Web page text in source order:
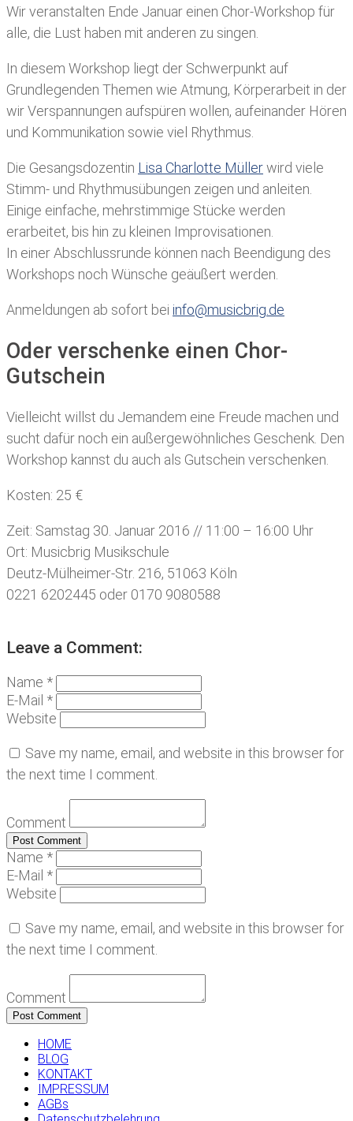
Wir veranstalten Ende Januar einen Chor-Workshop für
alle, die Lust haben mit anderen zu singen.
In diesem Workshop liegt der Schwerpunkt auf
Grundlegenden Themen wie Atmung, Körperarbeit in der
wir Verspannungen aufspüren wollen, aufeinander Hören
und Kommunikation sowie viel Rhythmus.
Die Gesangsdozentin Lisa Charlotte Müllerwird viele
Stimm- und Rhythmusübungen zeigen und anleiten.
Einige einfache, mehrstimmige Stücke werden
erarbeitet, bis hin zu kleinen Improvisationen.
In einer Abschlussrunde können nach Beendigung des
Workshops noch Wünsche geäußert werden.
Anmeldungen ab sofort bei info@musicbrig.de
Oder verschenke einen Chor-
Gutschein
Vielleicht willst du Jemandem eine Freude machen und
sucht dafür noch ein außergewöhnliches Geschenk. Den
Workshop kannst du auch als Gutschein verschenken.
Kosten: 25 €
Zeit: Samstag 30. Januar 2016 // 11:00 – 16:00 Uhr
Ort: Musicbrig Musikschule
Deutz-Mülheimer-Str. 216, 51063 Köln
0221 6202445 oder 0170 9080588
Leave a Comment:
Name *
E-Mail *
Website
Save my name, email, and website in this browser for
the next time I comment.
Comment
Name *
E-Mail *
Website
Save my name, email, and website in this browser for
the next time I comment.
Comment
HOME
BLOG
KONTAKT
IMPRESSUM
AGBs